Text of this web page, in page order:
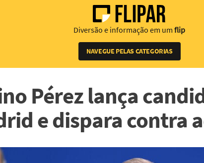
Diversão e informação em um flip
NAVEGUE PELAS CATEGORIAS
Pérez lança
e dispara contra